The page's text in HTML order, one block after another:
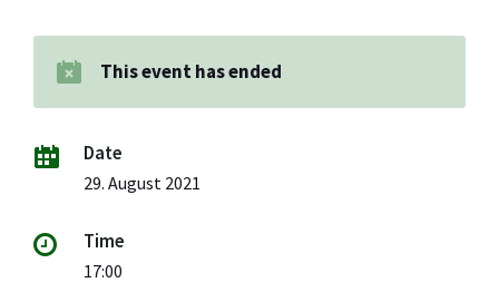
This event has ended
Date
29. August 2021
Time
17:00